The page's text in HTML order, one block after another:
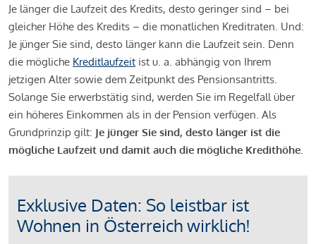
Je länger die Laufzeit des Kredits, desto geringer sind – bei
gleicher Höhe des Kredits – die monatlichen Kreditraten. Und:
Je jünger Sie sind, desto länger kann die Laufzeit sein. Denn
die mögliche Kreditlaufzeit ist u. a. abhängig von Ihrem
jetzigen Alter sowie dem Zeitpunkt des Pensionsantritts.
Solange Sie erwerbstätig sind, werden Sie im Regelfall über
ein höheres Einkommen als in der Pension verfügen. Als
Grundprinzip gilt: Je jünger Sie sind, desto länger ist die
mögliche Laufzeit und damit auch die mögliche Kredithöhe.
Exklusive Daten: So leistbar ist
Wohnen in Österreich wirklich!